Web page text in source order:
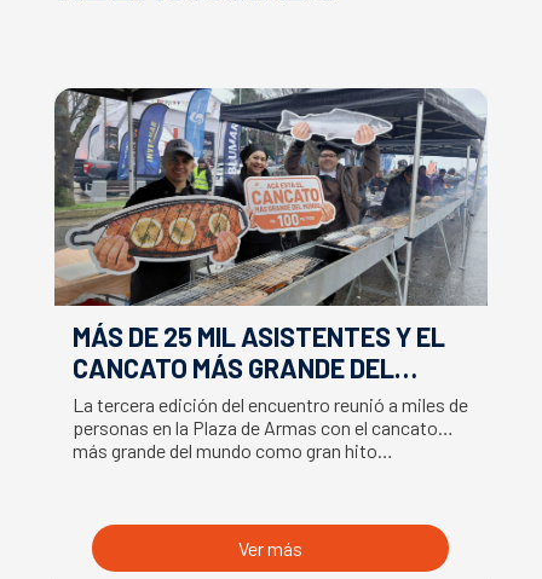
MÁS DE 25 MIL ASISTENTES Y EL
CANCATO MÁS GRANDE DEL
MUNDO MARCAN EXITOSO CIERRE
DE LA SEMANA DEL SALMÓN
La tercera edición del encuentro reunió a miles de
personas en la Plaza de Armas con el cancato
más grande del mundo como gran hito…
Ver más